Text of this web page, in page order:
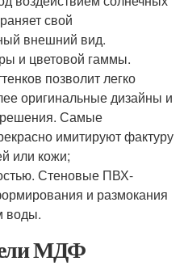
свой
внешний вид.
и цветовой гаммы.
позволит легко
оригинальные дизайны и
Самые
имитируют фактуру
или кожи;
Стеновые ПВХ-
и размокания
воды.
МДФ